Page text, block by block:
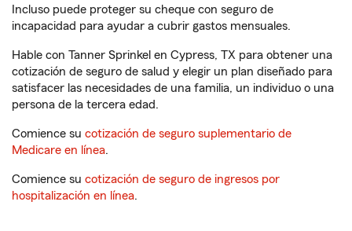
Incluso puede proteger su cheque con seguro de
incapacidad para ayudar a cubrir gastos mensuales.
Hable con Tanner Sprinkel en Cypress, TX para obtener una
cotización de seguro de salud y elegir un plan diseñado para
satisfacer las necesidades de una familia, un individuo o una
persona de la tercera edad.
Comience su cotización de seguro suplementario de
Medicare en línea.
Comience su cotización de seguro de ingresos por
hospitalización en línea.